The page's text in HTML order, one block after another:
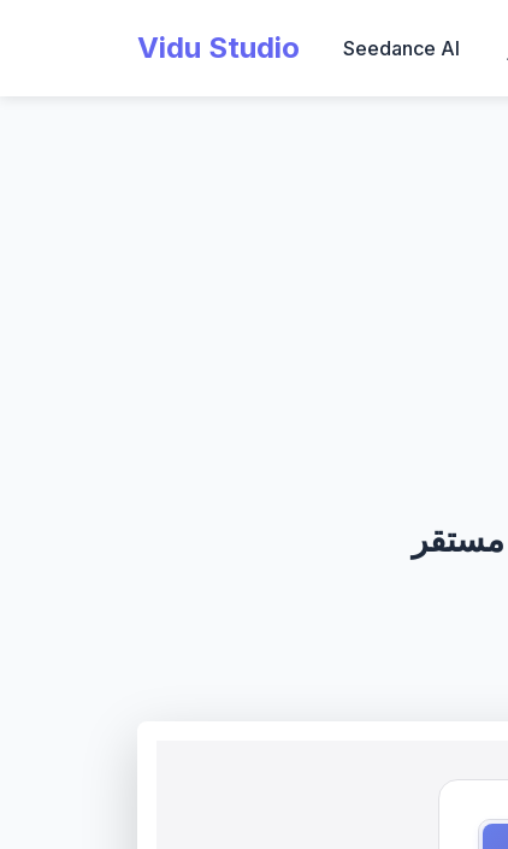
Vidu Studio Seedance AI